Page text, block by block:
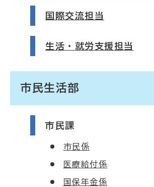
国際交流担当
生活・就労支援担当
市民生活部
市民課
市民係
医療給付係
国保年金係